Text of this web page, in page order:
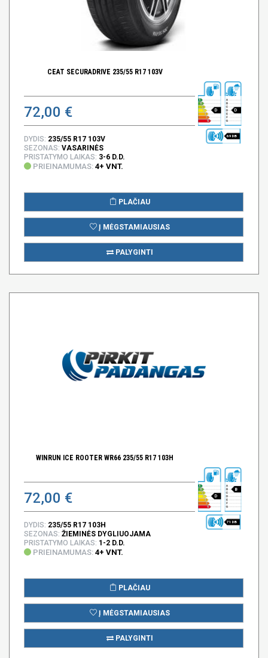
CEAT SECURADRIVE 235/55 R17 103V
72,00 € D D
69 DB
DYDIS: 235/55 R17 103V
SEZONAS: VASARINĖS
PRISTATYMO LAIKAS: 3-6 D.D.
PRIEINAMUMAS: 4+ VNT.
PLAČIAU
Į MĖGSTAMIAUSIAS
PALYGINTI
WINRUN ICE ROOTER WR66 235/55 R17 103H
72,00 € D
B
71 DB
DYDIS: 235/55 R17 103H
SEZONAS: ŽIEMINĖS DYGLIUOJAMA
PRISTATYMO LAIKAS: 1-2 D.D.
PRIEINAMUMAS: 4+ VNT.
PLAČIAU
Į MĖGSTAMIAUSIAS
PALYGINTI